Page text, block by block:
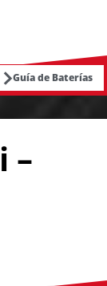
Guía de Baterías
–